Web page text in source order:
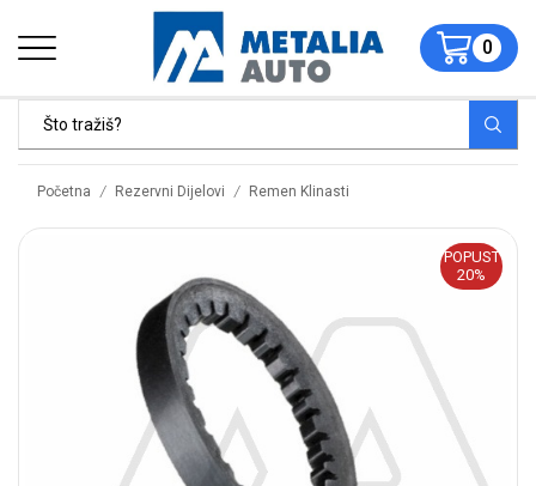
0
Početna / Rezervni Dijelovi / Remen Klinasti
POPUST
20%